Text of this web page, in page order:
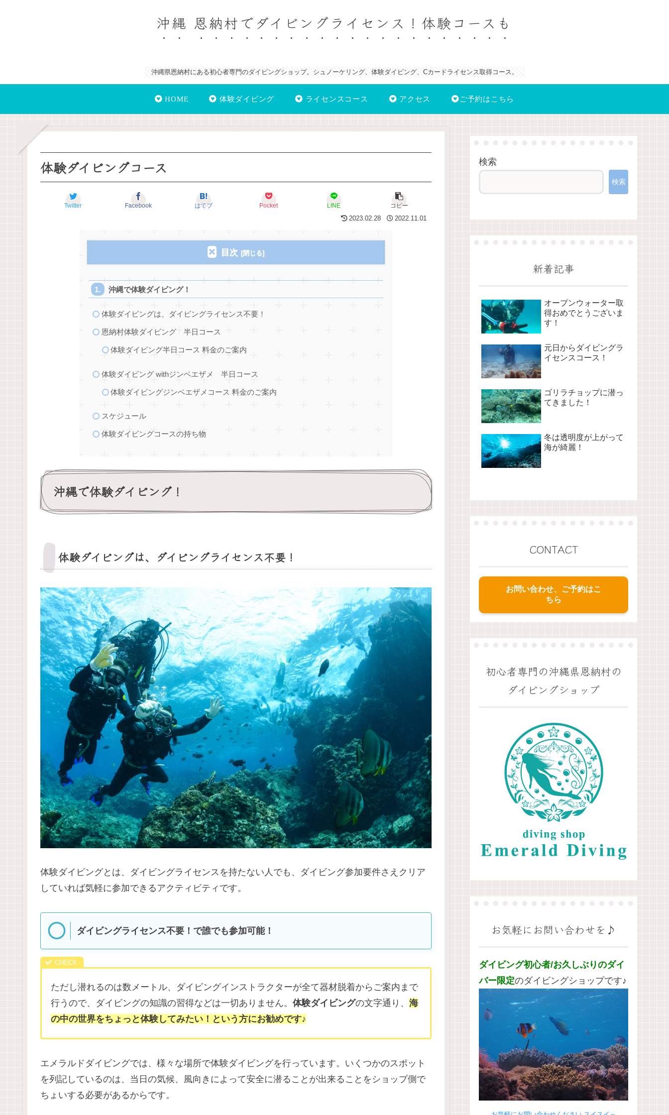
沖縄 恩納村でダイビングライセンス！体験コースも
沖縄県恩納村にある初心者専門のダイビングショップ。シュノーケリング、体験ダイビング、Cカードライセンス取得コース。
HOME 体験ダイビング ライセンスコース アクセス ご予約はこちら
体験ダイビングコース
Twitter Facebook はてブ Pocket LINE
コピー
2023.02.28
2022.11.01
目次
沖縄で体験ダイビング！
体験ダイビングは、ダイビングライセンス不要！
恩納村体験ダイビング 半日コース
体験ダイビング半日コース 料金のご案内
体験ダイビング withジンベエザメ 半日コース
体験ダイビングジンベエザメコース 料金のご案内
スケジュール
体験ダイビングコースの持ち物
沖縄で体験ダイビング！
体験ダイビングは、ダイビングライセンス不要！
体験ダイビングとは、ダイビングライセンスを持たない人でも、ダイビング参加要件さえクリア
していれば気軽に参加できるアクティビティです。
ダイビングライセンス不要！で誰でも参加可能！
ただし潜れるのは数メートル、ダイビングインストラクターが全て器材脱着からご案内まで
行うので、ダイビングの知識の習得などは一切ありません。 体験ダイビングの文字通り、 海
の中の世界をちょっと体験してみたい！という方にお勧めです♪
エメラルドダイビングでは、様々な場所で体験ダイビングを行っています。いくつかのスポット
を列記しているのは、当日の気候、風向きによって安全に潜ることが出来ることをショップ側で
ちょいする必要があるからです。
検索
検索
新着記事
オープンウォーター取
得おめでとうございま
す！
元日からダイビングラ
イセンスコース！
ゴリラチョップに潜っ
てきました！
冬は透明度が上がって
海が綺麗！
CONTACT
お問い合わせ、ご予約はこ
ちら
初心者専門の沖縄県恩納村の
ダイビングショップ
お気軽にお問い合わせを♪
ダイビング初心者/お久しぶりのダイ
バー限定のダイビングショップです♪